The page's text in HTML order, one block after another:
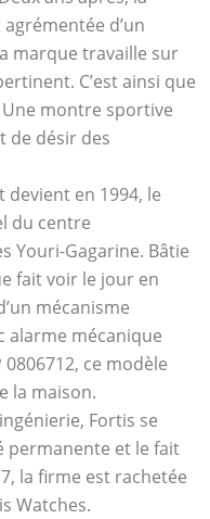
d’un
marque travaille sur
C’est ainsi que
montre sportive
de désir des
devient en 1994, le
du centre
Youri-Gagarine. Bâtie
fait voir le jour en
mécanisme
alarme mécanique
ce modèle
la maison.
Fortis se
permanente et le fait
la firme est rachetée
Watches.